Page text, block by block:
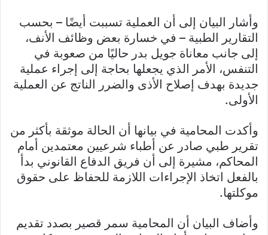
وأشار البيان إلى أن العملية تسببت أيضًا – بحسب
التقارير الطبية – في خسارة بعض وظائف الأنف،
إلى جانب معاناة جويل بدر حاليًا من صعوبة في
التنفس، الأمر الذي يجعلها بحاجة إلى إجراء عملية
جديدة بهدف إصلاح الأذى والضرر الناتج عن العملية
الأولى.
وأكدت المحامية في بيانها أن الحالة موثقة بأكثر من
تقرير طبي صادر عن أطباء شرعيين معتمدين أمام
المحاكم، مشيرة إلى أن فريق الدفاع القانوني بدأ
بالفعل اتخاذ الإجراءات اللازمة للحفاظ على حقوق
موكلتها.
وأضاف البيان أن المحامية سمر قصير بصدد تقديم